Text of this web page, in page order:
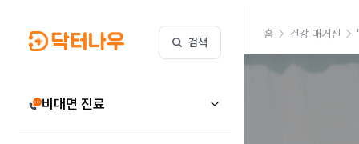
검색
비대면 진료
홈 건강 매거진